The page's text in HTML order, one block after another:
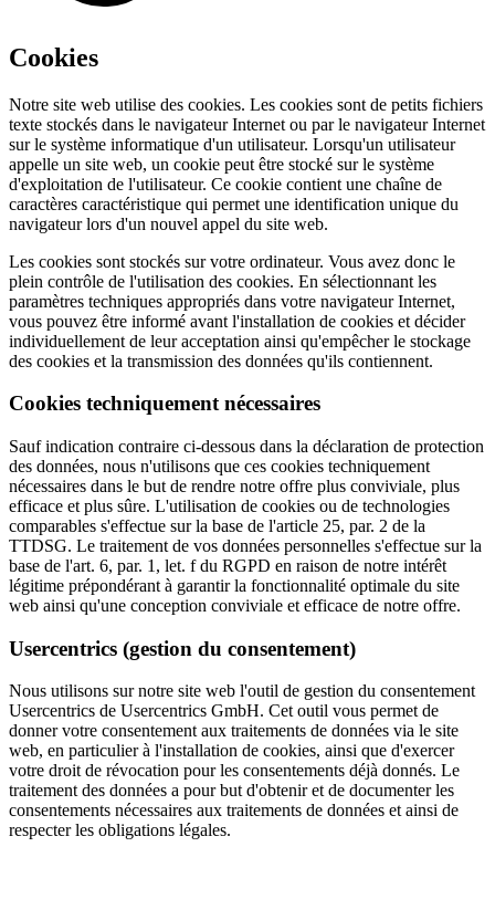
Cookies
Notre site web utilise des cookies. Les cookies sont de petits fichiers
texte stockés dans le navigateur Internet ou par le navigateur Internet
sur le système informatique d'un utilisateur. Lorsqu'un utilisateur
appelle un site web, un cookie peut être stocké sur le système
d'exploitation de l'utilisateur. Ce cookie contient une chaîne de
caractères caractéristique qui permet une identification unique du
navigateur lors d'un nouvel appel du site web.
Les cookies sont stockés sur votre ordinateur. Vous avez donc le
plein contrôle de l'utilisation des cookies. En sélectionnant les
paramètres techniques appropriés dans votre navigateur Internet,
vous pouvez être informé avant l'installation de cookies et décider
individuellement de leur acceptation ainsi qu'empêcher le stockage
des cookies et la transmission des données qu'ils contiennent.
Cookies techniquement nécessaires
Sauf indication contraire ci-dessous dans la déclaration de protection
des données, nous n'utilisons que ces cookies techniquement
nécessaires dans le but de rendre notre offre plus conviviale, plus
efficace et plus sûre. L'utilisation de cookies ou de technologies
comparables s'effectue sur la base de l'article 25, par. 2 de la
TTDSG. Le traitement de vos données personnelles s'effectue sur la
base de l'art. 6, par. 1, let. f du RGPD en raison de notre intérêt
légitime prépondérant à garantir la fonctionnalité optimale du site
web ainsi qu'une conception conviviale et efficace de notre offre.
Usercentrics (gestion du consentement)
Nous utilisons sur notre site web l'outil de gestion du consentement
Usercentrics de Usercentrics GmbH. Cet outil vous permet de
donner votre consentement aux traitements de données via le site
web, en particulier à l'installation de cookies, ainsi que d'exercer
votre droit de révocation pour les consentements déjà donnés. Le
traitement des données a pour but d'obtenir et de documenter les
consentements nécessaires aux traitements de données et ainsi de
respecter les obligations légales.